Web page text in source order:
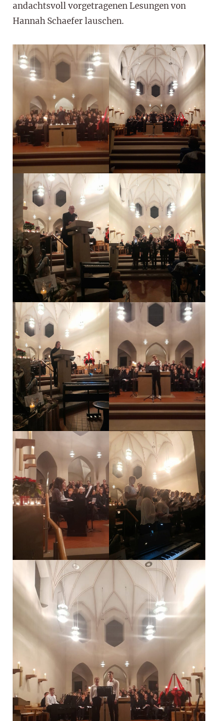
andachtsvoll vorgetragenen Lesungen von
Hannah Schaefer lauschen.